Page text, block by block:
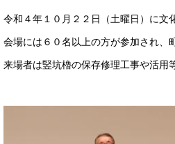
令和４年１０月２２日（土曜日）に文
会場には６０名以上の方が参加され、
来場者は竪坑櫓の保存修理工事や活用